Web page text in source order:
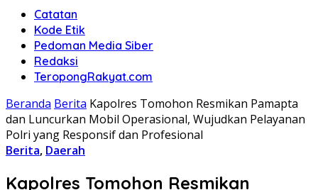
Catatan
Kode Etik
Pedoman Media Siber
Redaksi
TeropongRakyat.com
Beranda Berita Kapolres Tomohon Resmikan Pamapta
dan Luncurkan Mobil Operasional, Wujudkan Pelayanan
Polri yang Responsif dan Profesional
Berita, Daerah
Kapolres Tomohon Resmikan